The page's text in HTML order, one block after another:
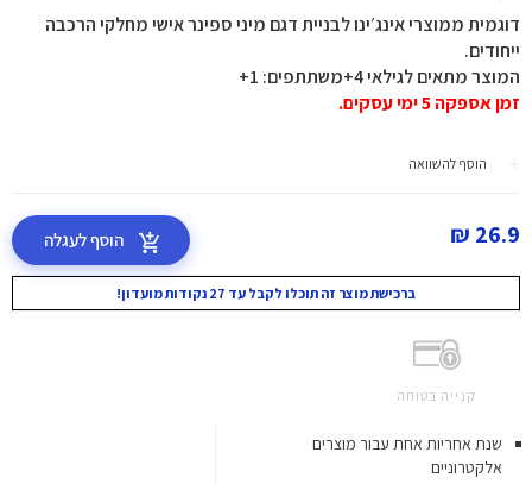
דוגמית ממוצרי אינג׳ינו לבניית דגם מיני ספינר אישי מחלקי הרכבה
ייחודים.
המוצר מתאים לגילאי 4+משתתפים: 1+
זמן אספקה 5 ימי עסקים.
הוסף להשוואה
26.9 ₪ הוסף לעגלה
ברכישת מוצר זה תוכלו לקבל עד 27 נקודות מועדון!
קנייה בטוחה
שנת אחריות אחת עבור מוצרים
אלקטרוניים